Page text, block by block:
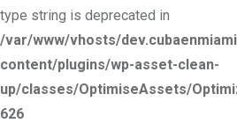
type string is deprecated in
/var/www/vhosts/
content/plugins/wp-asset-clean-
up/classes/OptimiseAssets/
626